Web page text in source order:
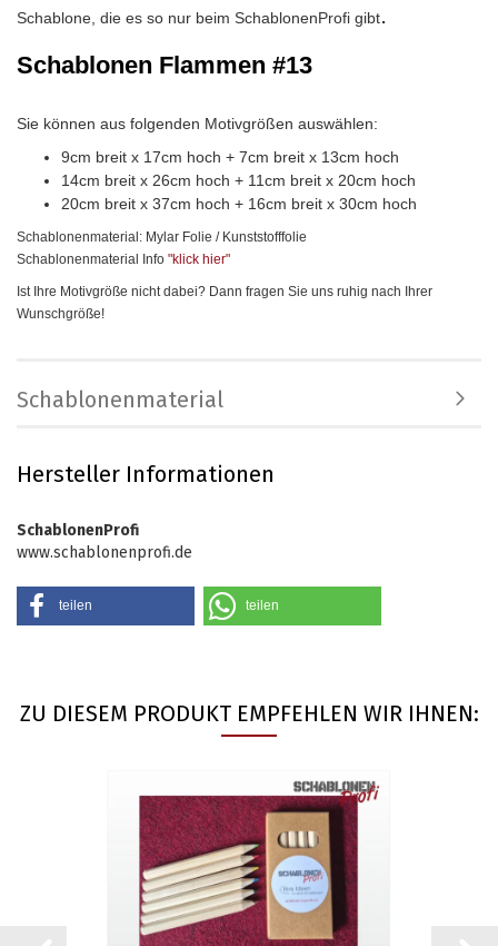
Schablone, die es so nur beim SchablonenProfi gibt.
Schablonen Flammen #13
Sie können aus folgenden Motivgrößen auswählen:
9cm breit x 17cm hoch + 7cm breit x 13cm hoch
14cm breit x 26cm hoch + 11cm breit x 20cm hoch
20cm breit x 37cm hoch + 16cm breit x 30cm hoch
Schablonenmaterial: Mylar Folie / Kunststofffolie
Schablonenmaterial Info "klick hier"
Ist Ihre Motivgröße nicht dabei? Dann fragen Sie uns ruhig nach Ihrer
Wunschgröße!
Schablonenmaterial
Hersteller Informationen
SchablonenProfi
www.schablonenprofi.de
teilen teilen
ZU DIESEM PRODUKT EMPFEHLEN WIR IHNEN: